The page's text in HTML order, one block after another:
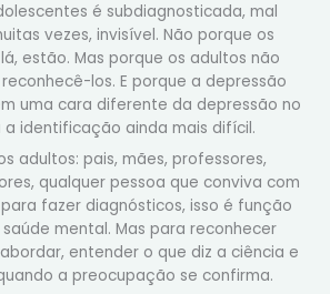
é subdiagnosticada, mal
vezes, invisível. Não porque os
estão. Mas porque os adultos não
los. E porque a depressão
uma cara diferente da depressão no
identificação ainda mais difícil.
adultos: pais, mães, professores,
qualquer pessoa que conviva com
fazer diagnósticos, isso é função
mental. Mas para reconhecer
entender o que diz a ciência e
a preocupação se confirma.